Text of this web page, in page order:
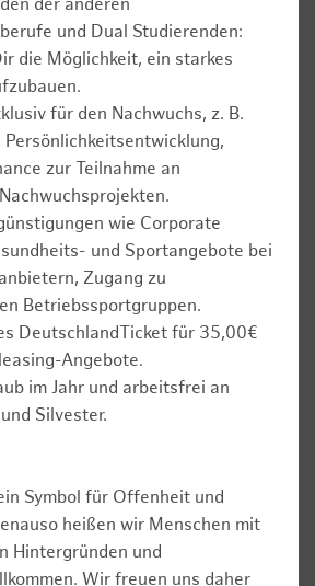
der anderen
und Dual Studierenden:
die Möglichkeit, ein starkes
für den Nachwuchs, z. B.
Persönlichkeitsentwicklung,
zur Teilnahme an
wie Corporate
und Sportangebote bei
Zugang zu
Betriebssportgruppen.
DeutschlandTicket für 35,00€
Angebote.
im Jahr und arbeitsfrei an
Silvester.
Symbol für Offenheit und
heißen wir Menschen mit
Hintergründen und
Wir freuen uns daher